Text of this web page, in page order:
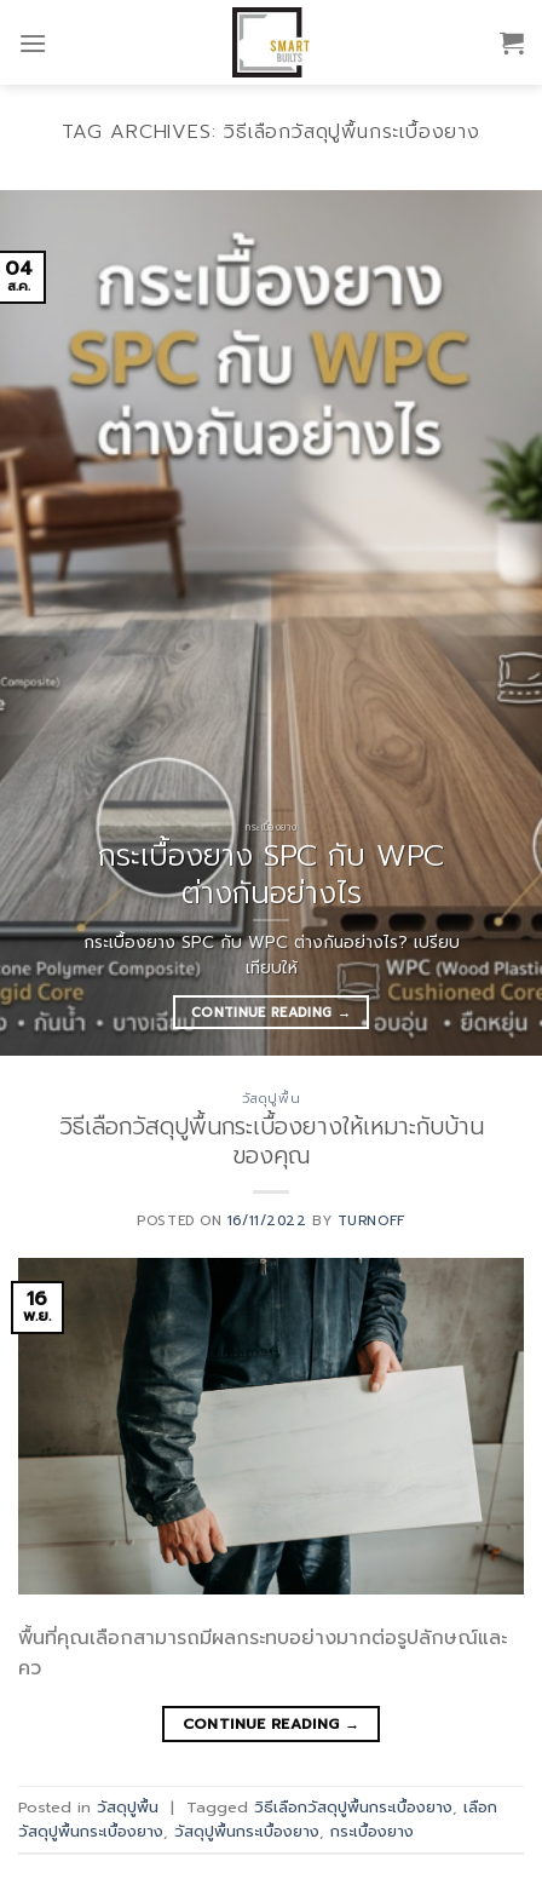
TAG ARCHIVES:วิธีเลือกวัสดุปูพื้นกระเบื้องยาง
กระเบื้องยาง
กระเบื้องยาง SPC กับ WPC
ต่างกันอย่างไร
กระเบื้องยาง SPC กับ WPC ต่างกันอย่างไร? เปรียบ
เทียบให้
CONTINUE READING →
04
ส.ค.
วัสดุปูพื้น
วิธีเลือกวัสดุปูพื้นกระเบื้องยางให้เหมาะกับบ้าน
ของคุณ
POSTED ON 16/11/2022 BY TURNOFF
16
พ.ย.
พื้นที่คุณเลือกสามารถมีผลกระทบอย่างมากต่อรูปลักษณ์และ
คว
CONTINUE READING →
Posted in วัสดุปูพื้น | Tagged วิธีเลือกวัสดุปูพื้นกระเบื้องยาง เลือก
วัสดุปูพื้นกระเบื้องยาง วัสดุปูพื้นกระเบื้องยาง กระเบื้องยาง